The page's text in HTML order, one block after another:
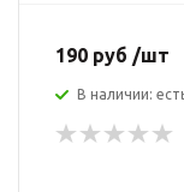
190 руб /шт
В наличии: